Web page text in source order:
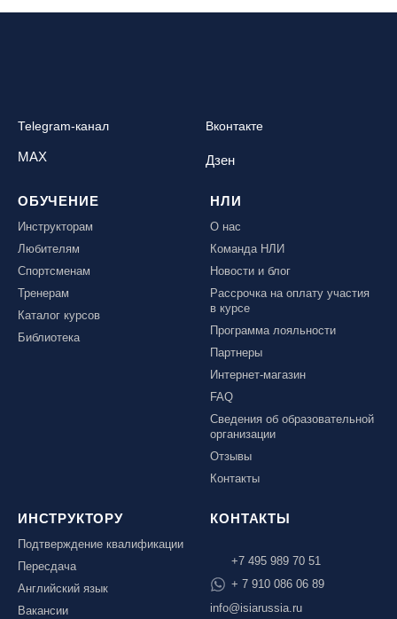
Telegram-канал Вконтакте
MAX Дзен
ОБУЧЕНИЕ
Инструкторам
Любителям
Спортсменам
Тренерам
Каталог курсов
Библиотека
НЛИ
О нас
Команда НЛИ
Новости и блог
Рассрочка на оплату участия
в курсе
Программа лояльности
Партнеры
Интернет-магазин
FAQ
Сведения об образовательной
организации
Отзывы
Контакты
ИНСТРУКТОРУ
Подтверждение квалификации
Пересдача
Английский язык
Вакансии
КОНТАКТЫ
+7 495 989 70 51
+ 7 910 086 06 89
info@isiarussia.ru